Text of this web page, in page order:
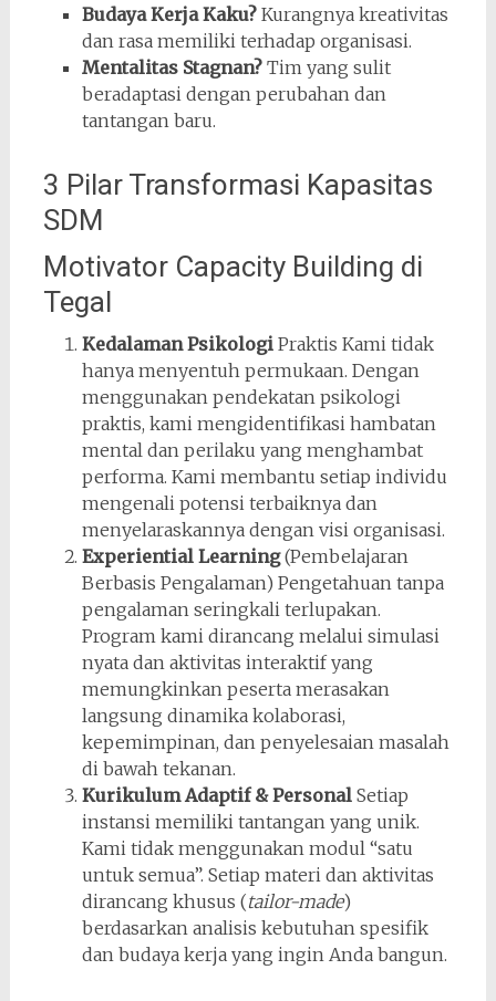
Budaya Kerja Kaku?Kurangnya kreativitas
dan rasa memiliki terhadap organisasi.
Mentalitas Stagnan?Tim yang sulit
beradaptasi dengan perubahan dan
tantangan baru.
3 Pilar Transformasi Kapasitas
SDM
Motivator Capacity Building di
Tegal
Kedalaman PsikologiPraktis Kami tidak
hanya menyentuh permukaan. Dengan
menggunakan pendekatan psikologi
praktis, kami mengidentifikasi hambatan
mental dan perilaku yang menghambat
performa. Kami membantu setiap individu
mengenali potensi terbaiknya dan
menyelaraskannya dengan visi organisasi.
Experiential Learning(Pembelajaran
Berbasis Pengalaman) Pengetahuan tanpa
pengalaman seringkali terlupakan.
Program kami dirancang melalui simulasi
nyata dan aktivitas interaktif yang
memungkinkan peserta merasakan
langsung dinamika kolaborasi,
kepemimpinan, dan penyelesaian masalah
di bawah tekanan.
Kurikulum Adaptif & PersonalSetiap
instansi memiliki tantangan yang unik.
Kami tidak menggunakan modul “satu
untuk semua”. Setiap materi dan aktivitas
dirancang khusus (tailor-made)
berdasarkan analisis kebutuhan spesifik
dan budaya kerja yang ingin Anda bangun.